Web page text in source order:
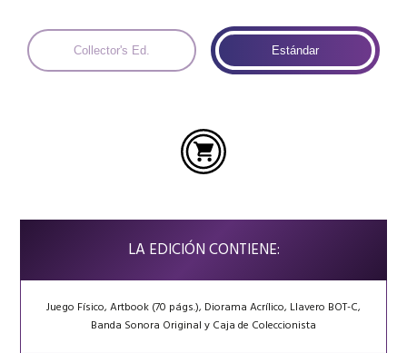
Collector's Ed. Estándar
LA EDICIÓN CONTIENE:
Juego Físico, Artbook (70 págs.), Diorama Acrílico, Llavero BOT-C,
Banda Sonora Original y Caja de Coleccionista